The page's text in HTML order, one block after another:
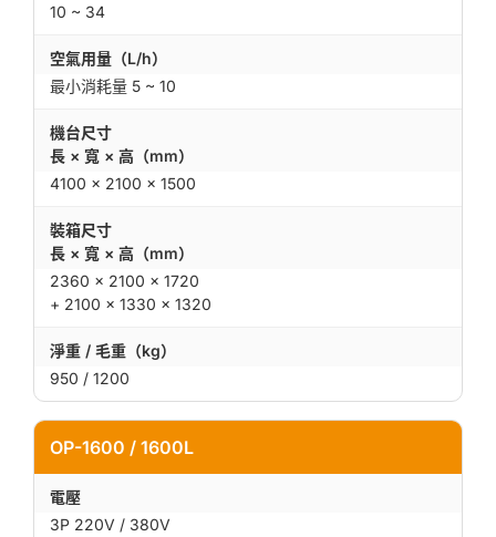
10 ~ 34
空氣用量（L/h）
最小消耗量 5 ~ 10
機台尺寸
長 × 寬 × 高（mm）
4100 × 2100 × 1500
裝箱尺寸
長 × 寬 × 高（mm）
2360 × 2100 × 1720
+ 2100 × 1330 × 1320
淨重 / 毛重（kg）
950 / 1200
OP-1600 / 1600L
電壓
3P 220V / 380V